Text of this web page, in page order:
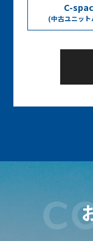
C-
(中古ユニッ